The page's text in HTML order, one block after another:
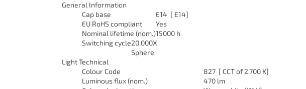
General Information
Cap base
E14 [ E14]
EU RoHS compliant
Yes
Nominal lifetime (nom.)15000 h
Switching cycle20,000X
Sphere
Light Technical
Colour Code
827 [ CCT of 2,700 K]
Luminous flux (nom.)
470 lm